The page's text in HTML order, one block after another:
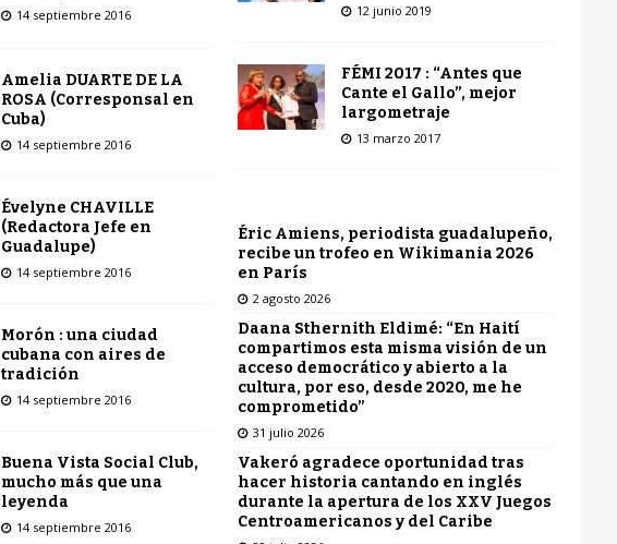
14 septiembre 2016
Amelia DUARTE DE LA
ROSA (Corresponsal en
Cuba)
14 septiembre 2016
Évelyne CHAVILLE
(Redactora Jefe en
Guadalupe)
14 septiembre 2016
Morón : una ciudad
cubana con aires de
tradición
14 septiembre 2016
Buena Vista Social Club,
mucho más que una
leyenda
14 septiembre 2016
12 junio 2019
FÉMI 2017 : “Antes que
Cante el Gallo”, mejor
largometraje
13 marzo 2017
Éric Amiens, periodista guadalupeño,
recibe un trofeo en Wikimania 2026
en París
2 agosto 2026
Daana Sthernith Eldimé: “En Haití
compartimos esta misma visión de un
acceso democrático y abierto a la
cultura, por eso, desde 2020, me he
comprometido”
31 julio 2026
Vakeró agradece oportunidad tras
hacer historia cantando en inglés
durante la apertura de los XXV Juegos
Centroamericanos y del Caribe